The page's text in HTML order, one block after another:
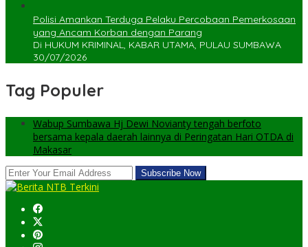
Polisi Amankan Terduga Pelaku Percobaan Pemerkosaan
yang Ancam Korban dengan Parang
Di HUKUM KRIMINAL, KABAR UTAMA, PULAU SUMBAWA
30/07/2026
Tag Populer
Wabup Sumbawa Hj Dewi Novianty tengah berfoto
bersama kepala daerah lainnya di Peringatan Hari OTDA di
Makasar